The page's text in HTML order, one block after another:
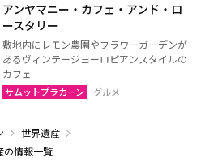
アンヤマニー・カフェ・アンド・ロ
ースタリー
敷地内にレモン農園やフラワーガーデンが
あるヴィンテージヨーロピアンスタイルの
カフェ
サムットプラカーン グルメ
世界遺産
の情報一覧